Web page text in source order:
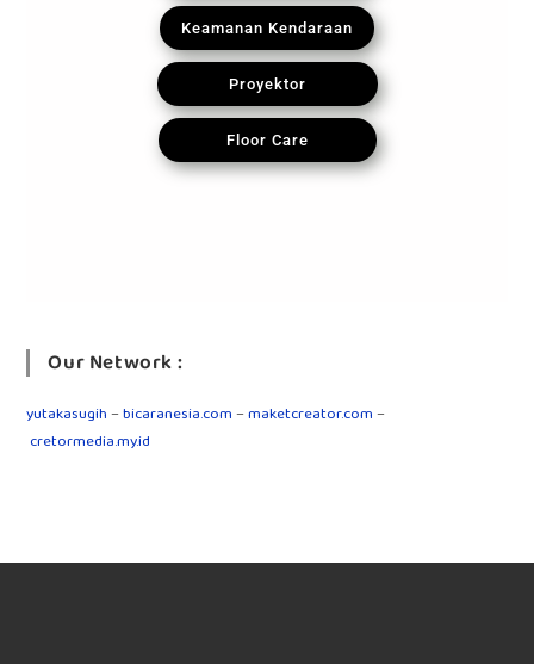
Keamanan Kendaraan
Proyektor
Floor Care
Our Network :
yutakasugih–bicaranesia.com–maketcreator.com–
cretormedia.my.id